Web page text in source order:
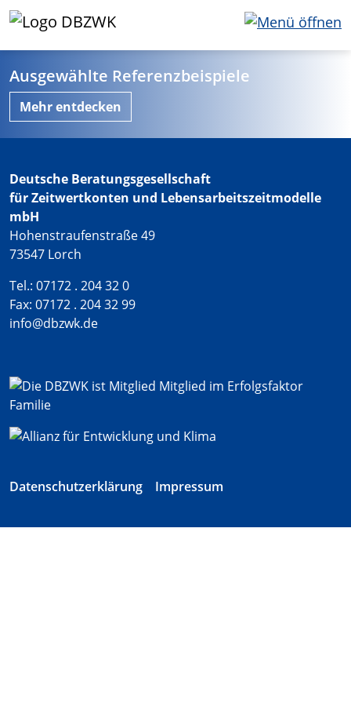
Ausgewählte Referenzbeispiele
Mehr entdecken
Deutsche Beratungsgesellschaft
für Zeitwertkonten und Lebensarbeitszeitmodelle
mbH
Hohenstraufenstraße 49
73547 Lorch
Tel.: 07172 . 204 32 0
Fax: 07172 . 204 32 99
info@dbzwk.de
Datenschutzerklärung Impressum